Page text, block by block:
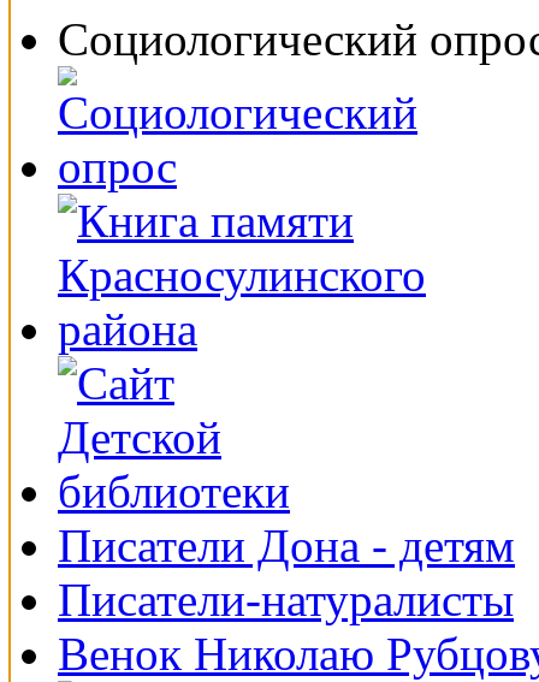
Социологический
Писатели Дона - детям
Писатели-натуралисты
Венок Николаю